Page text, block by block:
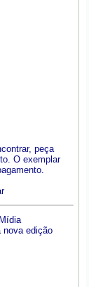
peça
O exemplar
nova edição